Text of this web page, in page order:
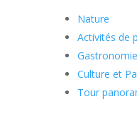
Nature
Activités de
Culture et
Tour